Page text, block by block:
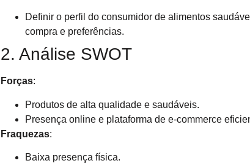
Definir o perfil do consumidor de alimentos
compra e preferências.
2. Análise SWOT
Forças:
Produtos de alta qualidade e saudáveis.
Presença online e plataforma de e-commerce
Fraquezas:
Baixa presença física.